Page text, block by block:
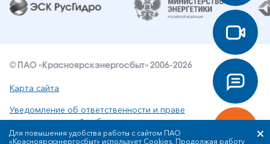
© ПАО «Красноярскэнергосбыт» 2006-2026
Карта сайта
Уведомление об ответственности и праве
интеллектуальной собственности
Для повышения удобства работы с сайтом ПАО
«Красноярскэнергосбыт» использует Cookies. Продолжая работу